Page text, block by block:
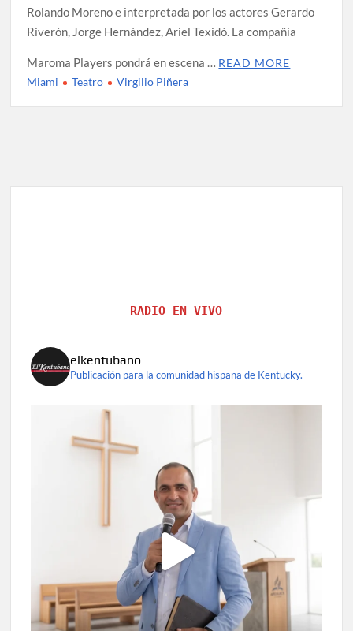
Rolando Moreno e interpretada por los actores Gerardo
Riverón, Jorge Hernández, Ariel Texidó. La compañía
Maroma Players pondrá en escena … READ MORE
Miami
Teatro Virgilio Piñera
RADIO EN VIVO
elkentubano
Publicación para la comunidad hispana de Kentucky.